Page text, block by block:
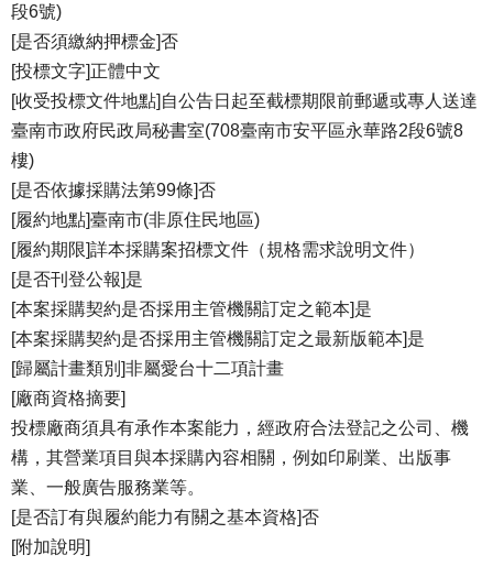
段6號)
[是否須繳納押標金]否
[投標文字]正體中文
[收受投標文件地點]自公告日起至截標期限前郵遞或專人送達
臺南市政府民政局秘書室(708臺南市安平區永華路2段6號8
樓)
[是否依據採購法第99條]否
[履約地點]臺南市(非原住民地區)
[履約期限]詳本採購案招標文件（規格需求說明文件）
[是否刊登公報]是
[本案採購契約是否採用主管機關訂定之範本]是
[本案採購契約是否採用主管機關訂定之最新版範本]是
[歸屬計畫類別]非屬愛台十二項計畫
[廠商資格摘要]
投標廠商須具有承作本案能力，經政府合法登記之公司、機
構，其營業項目與本採購內容相關，例如印刷業、出版事
業、一般廣告服務業等。
[是否訂有與履約能力有關之基本資格]否
[附加說明]